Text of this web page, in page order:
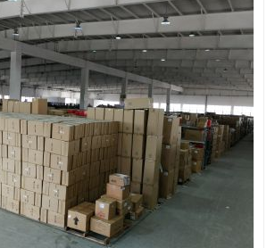
上海托管仓库
上海仓储服务
上海电商代发货仓库